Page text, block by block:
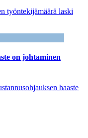
työntekijämäärä laski
on johtaminen
haaste